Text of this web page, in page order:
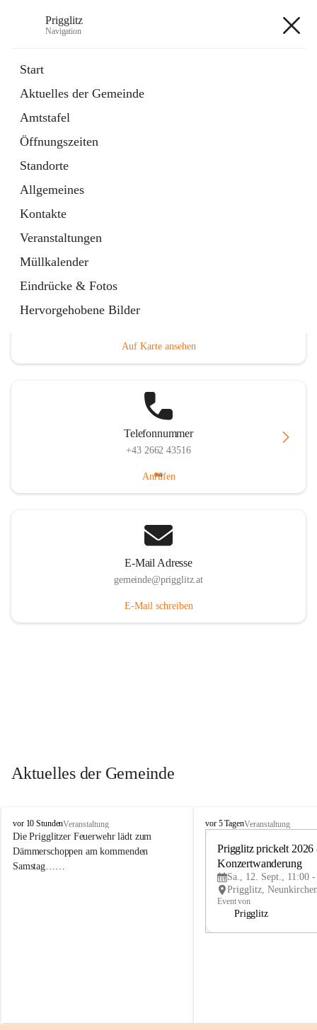
Prigglitz
Navigation
Start
Aktuelles der Gemeinde
Amtstafel
Öffnungszeiten
Standorte
Allgemeines
Kontakte
Veranstaltungen
Müllkalender
Eindrücke & Fotos
Hervorgehobene Bilder
Externe Webseite
in
Tab
Gemeindezeitung
Ordner
öffnet
in
neuem
Tab
Hauptadresse
Auf Karte ansehen
Telefonnummer
+43 2662 43516
Anrufen
E-Mail Adresse
gemeinde@prigglitz.at
E-Mail schreiben
Aktuelles der Gemeinde
P
r
i
g
vor 10 StundenVeranstaltung
Die Prigglitzer Feuerwehr lädt zum
Dämmerschoppen am kommenden
Samstag……
P
vor 5 TagenVeranstaltung
Prigglitz prickelt 2026
Konzertwanderung
Sa., 12. Sept., 11:00
Event von
Prigglitz